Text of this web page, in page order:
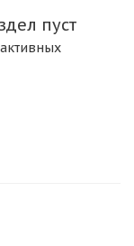
пуст